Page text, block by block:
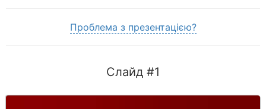
Проблема з презентацією?
Слайд #1